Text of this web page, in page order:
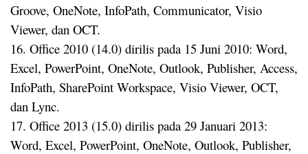
Groove, OneNote, InfoPath, Communicator, Visio
Viewer, dan OCT.
16. Office 2010 (14.0) dirilis pada 15 Juni 2010: Word,
Excel, PowerPoint, OneNote, Outlook, Publisher, Access,
InfoPath, SharePoint Workspace, Visio Viewer, OCT,
dan Lync.
17. Office 2013 (15.0) dirilis pada 29 Januari 2013:
Word, Excel, PowerPoint, OneNote, Outlook, Publisher,